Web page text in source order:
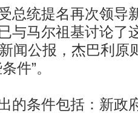
统提名再次领导
与马尔祖基讨论了
闻公报，杰巴利原
件”。
条件包括：新政